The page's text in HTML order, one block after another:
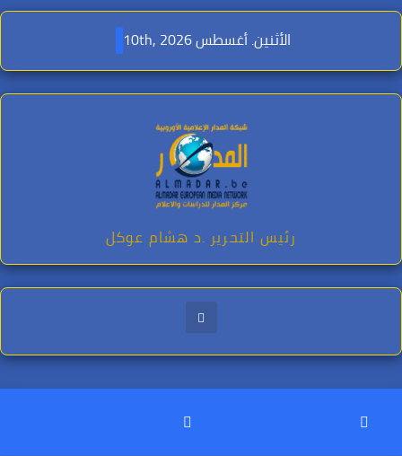
Skip
content
الأثنين. أغسطس 10th, 2026
رئيس التحرير .د هشام عوكل